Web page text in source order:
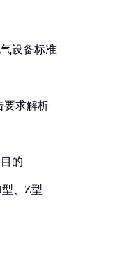
设备标准
要求解析
的
、Z型